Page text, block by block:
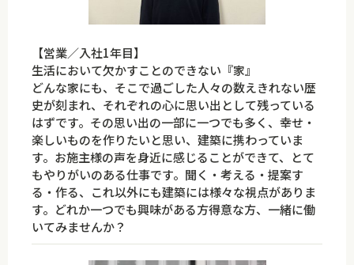
【営業／入社1年目】
生活において欠かすことのできない『家』
どんな家にも、そこで過ごした人々の数えきれない歴
史が刻まれ、それぞれの心に思い出として残っている
はずです。その思い出の一部に一つでも多く、幸せ・
楽しいものを作りたいと思い、建築に携わっていま
す。お施主様の声を身近に感じることができて、とて
もやりがいのある仕事です。聞く・考える・提案す
る・作る、これ以外にも建築には様々な視点がありま
す。どれか一つでも興味がある方得意な方、一緒に働
いてみませんか？